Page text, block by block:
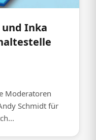
und Inka
Moderatoren
Schmidt für